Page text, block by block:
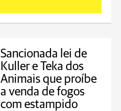
Sancionada lei de
Kuller e Teka dos
Animais que proíbe
a venda de fogos
com estampido